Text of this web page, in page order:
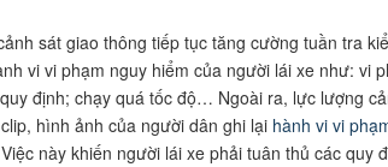
sát giao thông tiếp tục tăng cường tuần tra
vi vi phạm nguy hiểm của người lái xe như: vi
định; chạy quá tốc độ… Ngoài ra, lực lượng
hình ảnh của người dân ghi lại hành vi vi
này khiến người lái xe phải tuân thủ các quy